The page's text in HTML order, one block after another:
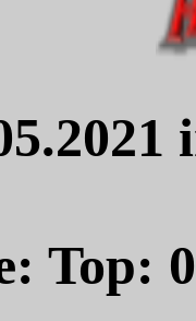
Top: 0